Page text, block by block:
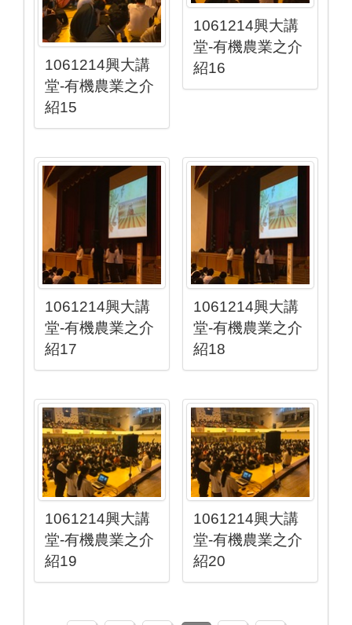
1061214興大講
堂-有機農業之介
紹15
1061214興大講
堂-有機農業之介
紹16
1061214興大講
堂-有機農業之介
紹17
1061214興大講
堂-有機農業之介
紹18
1061214興大講
堂-有機農業之介
紹19
1061214興大講
堂-有機農業之介
紹20